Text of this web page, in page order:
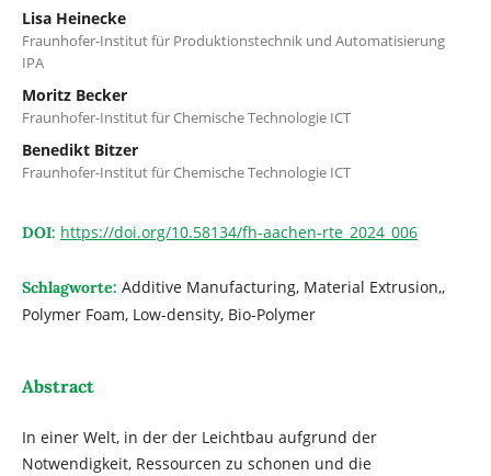
Lisa Heinecke
Fraunhofer-Institut für Produktionstechnik und Automatisierung
IPA
Moritz Becker
Fraunhofer-Institut für Chemische Technologie ICT
Benedikt Bitzer
Fraunhofer-Institut für Chemische Technologie ICT
DOI: https://doi.org/10.58134/fh-aachen-rte_2024_006
Schlagworte: Additive Manufacturing, Material Extrusion,,
Polymer Foam, Low-density, Bio-Polymer
Abstract
In einer Welt, in der der Leichtbau aufgrund der
Notwendigkeit, Ressourcen zu schonen und die